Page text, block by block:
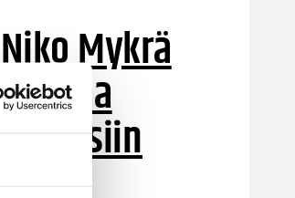
Niko Mykrä
Loimaa
Bisonsiin